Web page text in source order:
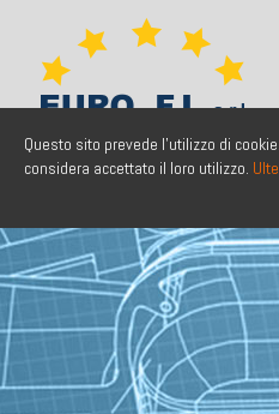
Questo sito prevede l'utilizzo di
considera accettato il loro utilizzo.